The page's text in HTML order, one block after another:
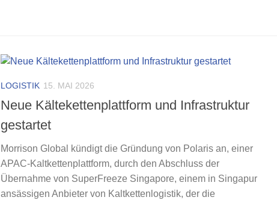
LOGISTIK 15. MAI 2026
Neue Kältekettenplattform und Infrastruktur
gestartet
Morrison Global kündigt die Gründung von Polaris an, einer
APAC-Kaltkettenplattform, durch den Abschluss der
Übernahme von SuperFreeze Singapore, einem in Singapur
ansässigen Anbieter von Kaltkettenlogistik, der die